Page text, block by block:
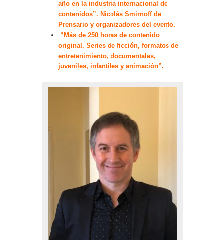
año en la industria internacional de
contenidos”. Nicolás Smirnoff de
Prensario y organizadores del evento.
“Más de 250 horas de contenido
original. Series de ficción, formatos de
entretenimiento, documentales,
juveniles, infantiles y animación”.